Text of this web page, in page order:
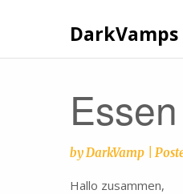
DarkVamps
byDarkVamp
Hallo zusammen,